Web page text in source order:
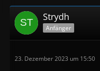
Strydh
Anfänger
23. Dezember 2023 um 15:50